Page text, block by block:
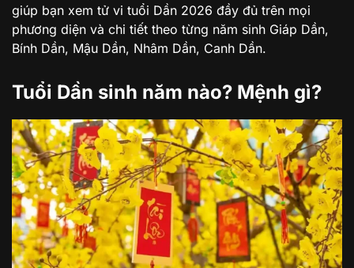
giúp bạn xem tử vi tuổi Dần 2026 đầy đủ trên mọi
phương diện và chi tiết theo từng năm sinh Giáp Dần,
Bính Dần, Mậu Dần, Nhâm Dần, Canh Dần.
Tuổi Dần sinh năm nào? Mệnh gì?